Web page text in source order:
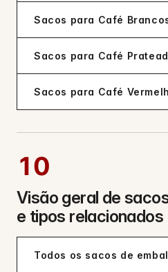
Sacos para Café
Sacos para Café
Sacos para Café
10
Visão geral de
e tipos relacionados
Todos os sacos de